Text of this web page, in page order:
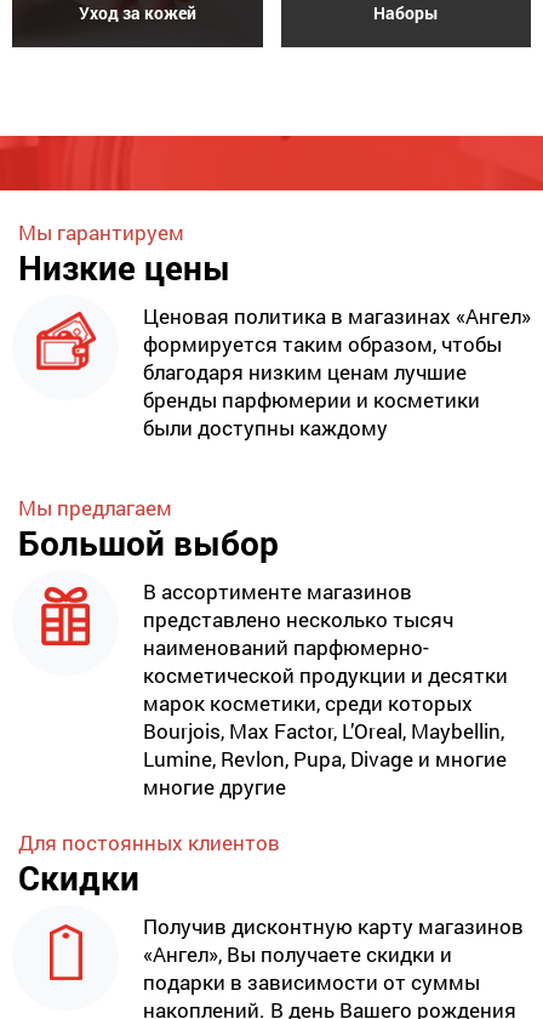
Уход за кожей Наборы
Мы гарантируем
Низкие цены
Ценовая политика в магазинах «Ангел»
формируется таким образом, чтобы
благодаря низким ценам лучшие
бренды парфюмерии и косметики
были доступны каждому
Мы предлагаем
Большой выбор
В ассортименте магазинов
представлено несколько тысяч
наименований парфюмерно-
косметической продукции и десятки
марок косметики, среди которых
Bourjois, Max Factor, L’Oreal, Maybellin,
Lumine, Revlon, Pupa, Divage и многие
многие другие
Для постоянных клиентов
Скидки
Получив дисконтную карту магазинов
«Ангел», Вы получаете скидки и
подарки в зависимости от суммы
накоплений. В день Вашего рождения